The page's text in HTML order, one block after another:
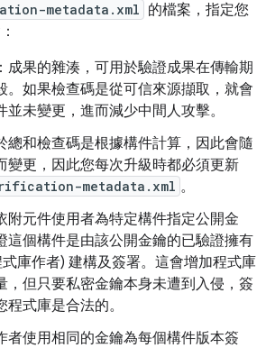
metadata.xml 的檔案，指定您
：成果的雜湊，可用於驗證成果在傳輸期
。如果檢查碼是從可信來源擷取，就會
並未變更，進而減少中間人攻擊。
總和檢查碼是根據構件計算，因此會隨
變更，因此您每次升級時都必須更新
metadata.xml 。
附元件使用者為特定構件指定公開金
這個構件是由該公開金鑰的已驗證擁有
庫作者) 建構及簽署。這會增加程式庫
，但只要私密金鑰本身未遭到入侵，簽
式庫是合法的。
者使用相同的金鑰為每個構件版本簽